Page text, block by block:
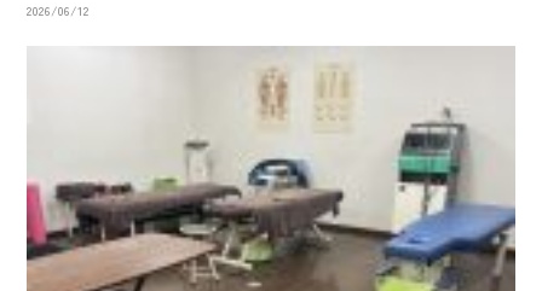
2026/06/12